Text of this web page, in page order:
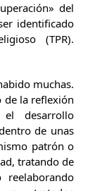
del
identificado
(TPR).
muchas.
de la reflexión
desarrollo
de unas
patrón o
tratando de
reelaborando